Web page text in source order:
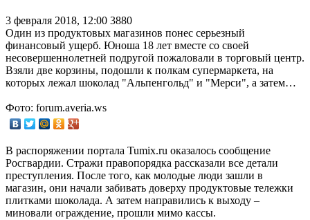
3 февраля 2018, 12:00 3880
Один из продуктовых магазинов понес серьезный
финансовый ущерб. Юноша 18 лет вместе со своей
несовершеннолетней подругой пожаловали в торговый центр.
Взяли две корзины, подошли к полкам супермаркета, на
которых лежал шоколад "Альпенгольд" и "Мерси", а затем…
Фото: forum.averia.ws
В распоряжении портала Tumix.ru оказалось сообщение
Росгвардии. Стражи правопорядка рассказали все детали
преступления. После того, как молодые люди зашли в
магазин, они начали забивать доверху продуктовые тележки
плитками шоколада. А затем направились к выходу –
миновали ограждение, прошли мимо кассы.